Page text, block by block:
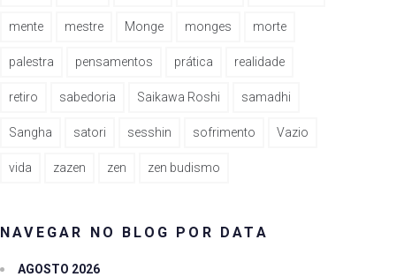
mente mestre Monge monges morte
palestra pensamentos prática realidade
retiro sabedoria Saikawa Roshi samadhi
Sangha satori sesshin sofrimento Vazio
vida zazen zen zen budismo
NAVEGAR NO BLOG POR DATA
AGOSTO 2026